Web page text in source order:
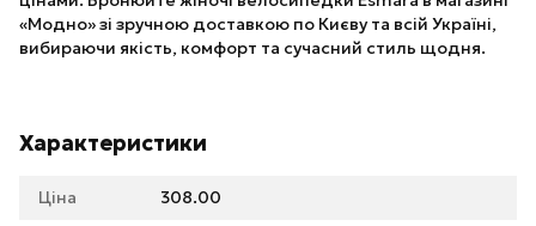
«Модно» зі зручною доставкою по Києву та всій Україні,
вибираючи якість, комфорт та сучасний стиль щодня.
Характеристики
Ціна 308.00